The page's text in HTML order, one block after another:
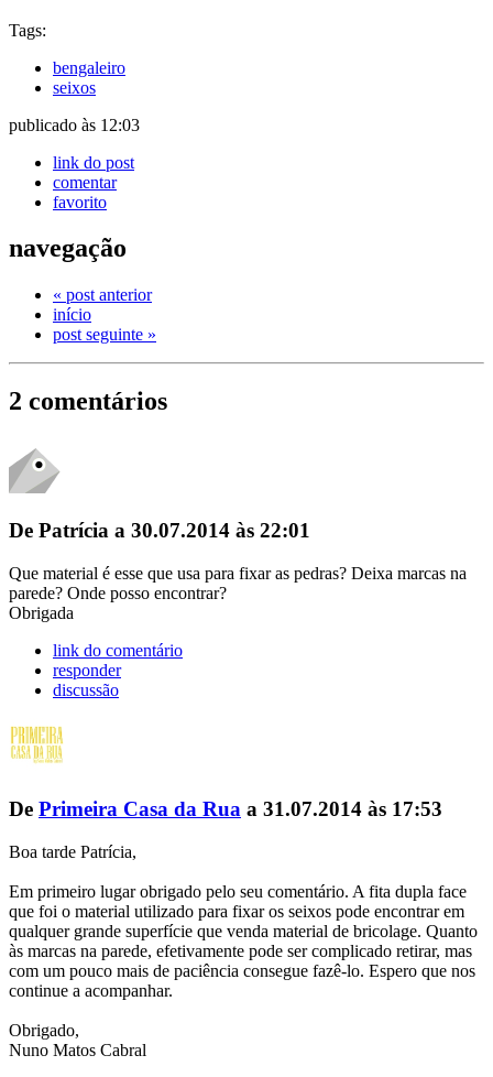
Tags:
bengaleiro
seixos
publicado às 12:03
link do post
comentar
favorito
navegação
« post anterior
início
post seguinte »
2 comentários
De Patrícia a 30.07.2014 às 22:01
Que material é esse que usa para fixar as pedras? Deixa marcas na
parede? Onde posso encontrar?
Obrigada
link do comentário
responder
discussão
De Primeira Casa da Rua a 31.07.2014 às 17:53
Boa tarde Patrícia,
Em primeiro lugar obrigado pelo seu comentário. A fita dupla face
que foi o material utilizado para fixar os seixos pode encontrar em
qualquer grande superfície que venda material de bricolage. Quanto
às marcas na parede, efetivamente pode ser complicado retirar, mas
com um pouco mais de paciência consegue fazê-lo. Espero que nos
continue a acompanhar.
Obrigado,
Nuno Matos Cabral